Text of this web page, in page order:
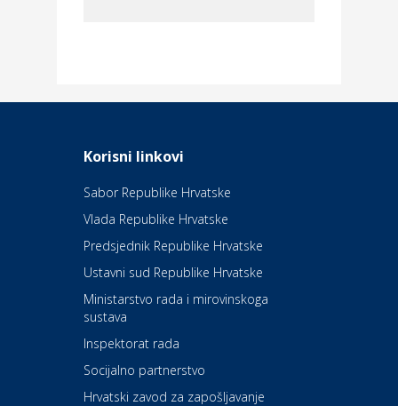
Daruvarske toplice – ljekovita
Kultura i edukacija
Kazalište Kerempuh
Kultura i edukacija
Kazalište ZKM
Auto-moto i tehnika
Korisni linkovi
Sabor Republike Hrvatske
Vlada Republike Hrvatske
Predsjednik Republike Hrvatske
Ustavni sud Republike Hrvatske
Ministarstvo rada i mirovinskoga
sustava
Inspektorat rada
Socijalno partnerstvo
Hrvatski zavod za zapošljavanje